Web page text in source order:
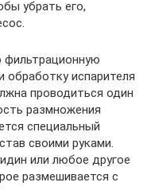
убрать его,
фильтрационную
обработку испарителя
проводиться один
размножения
специальный
своими руками.
или любое другое
размешивается с